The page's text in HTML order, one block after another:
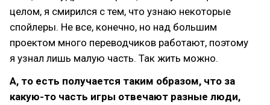
целом, я смирился с тем, что узнаю некоторые
спойлеры. Не все, конечно, но над большим
проектом много переводчиков работают, поэтому
я узнал лишь малую часть. Так жить можно.
А, то есть получается таким образом, что за
какую-то часть игры отвечают разные люди,